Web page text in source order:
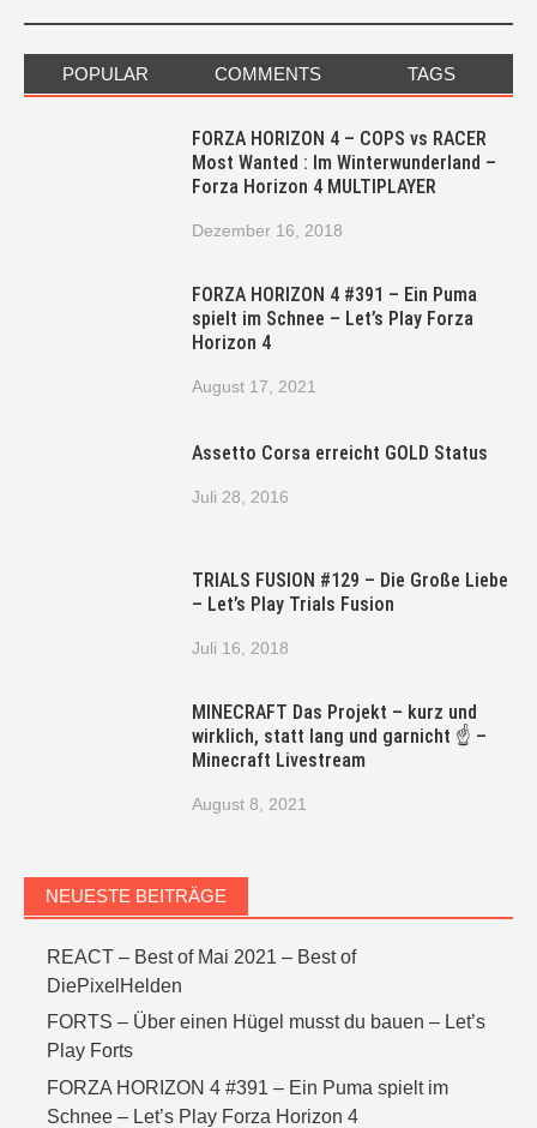
POPULAR COMMENTS TAGS
FORZA HORIZON 4 – COPS vs RACER
Most Wanted : Im Winterwunderland –
Forza Horizon 4 MULTIPLAYER
Dezember 16, 2018
FORZA HORIZON 4 #391 – Ein Puma
spielt im Schnee – Let’s Play Forza
Horizon 4
August 17, 2021
Assetto Corsa erreicht GOLD Status
Juli 28, 2016
TRIALS FUSION #129 – Die Große Liebe
– Let’s Play Trials Fusion
Juli 16, 2018
MINECRAFT Das Projekt – kurz und
wirklich, statt lang und garnicht ☝ –
Minecraft Livestream
August 8, 2021
NEUESTE BEITRÄGE
REACT – Best of Mai 2021 – Best of
DiePixelHelden
FORTS – Über einen Hügel musst du bauen – Let’s
Play Forts
FORZA HORIZON 4 #391 – Ein Puma spielt im
Schnee – Let’s Play Forza Horizon 4